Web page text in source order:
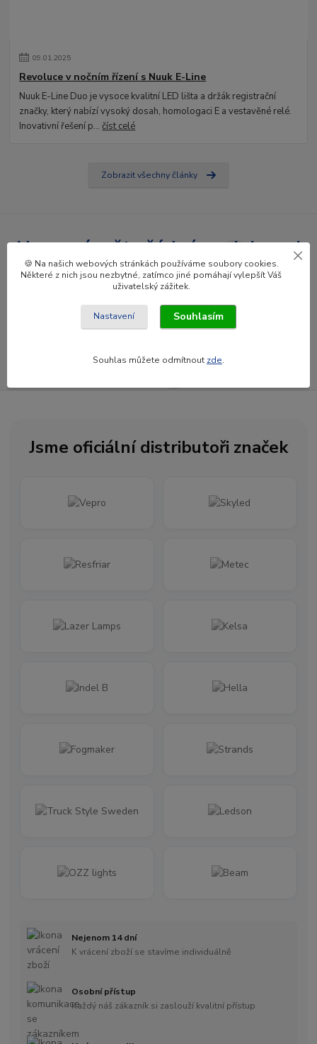
09.01.2025
Revoluce v nočním řízení s Nuuk E-Line
Nuuk E-Line Duo je vysoce kvalitní LED lišta a držák registrační
značky, který nabízí vysoký dosah, homologaci E a vestavěné relé.
Inovativní řešení p...číst celé
Zobrazit všechny články
Nepropásněte žádné novinky ani
slevy!
Přihlásit se
Newsletter posíláme maximálně jednou za měsíc
Jsme oficiální distributoři značek
Nejenom 14 dní
K vrácení zboží se stavíme individuálně
Osobní přístup
Každý náš zákazník si zaslouží kvalitní přístup
🍪 Na našich webových stránkách používáme soubory cookies.
Některé z nich jsou nezbytné, zatímco jiné pomáhají vylepšít Váš
uživatelský zážitek.
Nastavení Souhlasím
Souhlas můžete odmítnout zde.